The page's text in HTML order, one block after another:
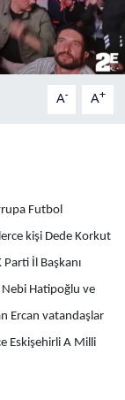
A- A+
Futbol
kişi Dede Korkut
İl Başkanı
Hatipoğlu ve
Ercan vatandaşlar
Eskişehirli A Milli